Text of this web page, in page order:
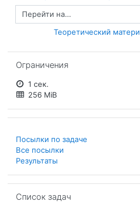
Перейти на...
Теоретический
Ограничения
1 сек.
256 MiB
Посылки по задаче
Все посылки
Результаты
Список задач